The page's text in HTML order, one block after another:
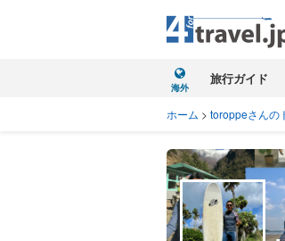
海外
旅行ガイド
ホーム > toroppeさんの